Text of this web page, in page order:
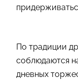
По традиции
соблюдаются
дневных